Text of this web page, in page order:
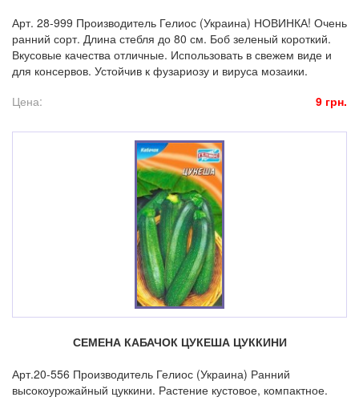
Арт. 28-999 Производитель Гелиос (Украина) НОВИНКА! Очень
ранний сорт. Длина стебля до 80 см. Боб зеленый короткий.
Вкусовые качества отличные. Использовать в свежем виде и
для консервов. Устойчив к фузариозу и вируса мозаики.
Цена:
9 грн.
СЕМЕНА КАБАЧОК ЦУКЕША ЦУККИНИ
Арт.20-556 Производитель Гелиос (Украина) Ранний
высокоурожайный цуккини. Растение кустовое, компактное.